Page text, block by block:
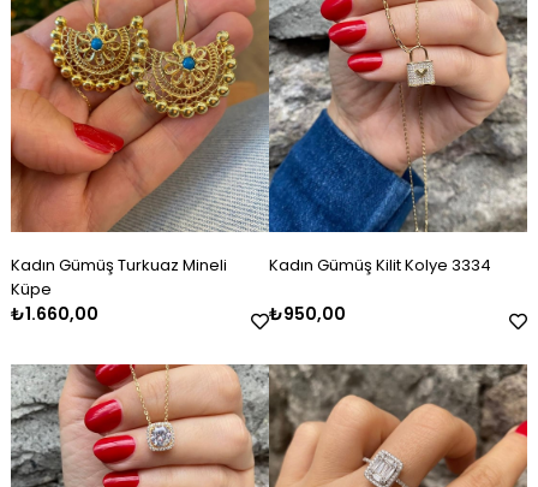
Kadın Gümüş Turkuaz Mineli
Küpe
₺1.660,00
Kadın Gümüş Kilit Kolye 3334
₺950,00